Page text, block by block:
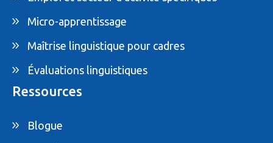
Micro-apprentissage
Maîtrise linguistique pour cadres
Évaluations linguistiques
Ressources
Blogue